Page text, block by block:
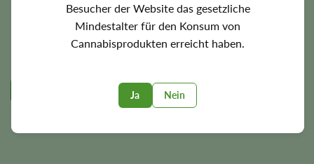
Besucher der Website das gesetzliche
Mindestalter für den Konsum von
Cannabisprodukten erreicht haben.
Ja Nein
5
10
chosen
the